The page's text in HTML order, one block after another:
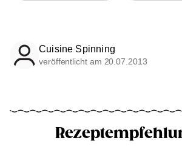
Cuisine Spinning
veröffentlicht am 20.07.2013